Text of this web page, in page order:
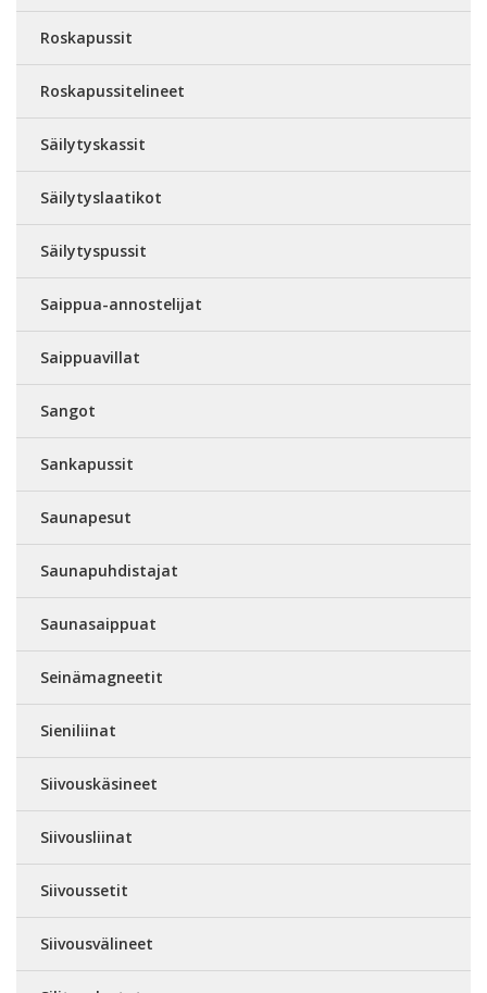
Roskapussit
Roskapussitelineet
Säilytyskassit
Säilytyslaatikot
Säilytyspussit
Saippua-annostelijat
Saippuavillat
Sangot
Sankapussit
Saunapesut
Saunapuhdistajat
Saunasaippuat
Seinämagneetit
Sieniliinat
Siivouskäsineet
Siivousliinat
Siivoussetit
Siivousvälineet